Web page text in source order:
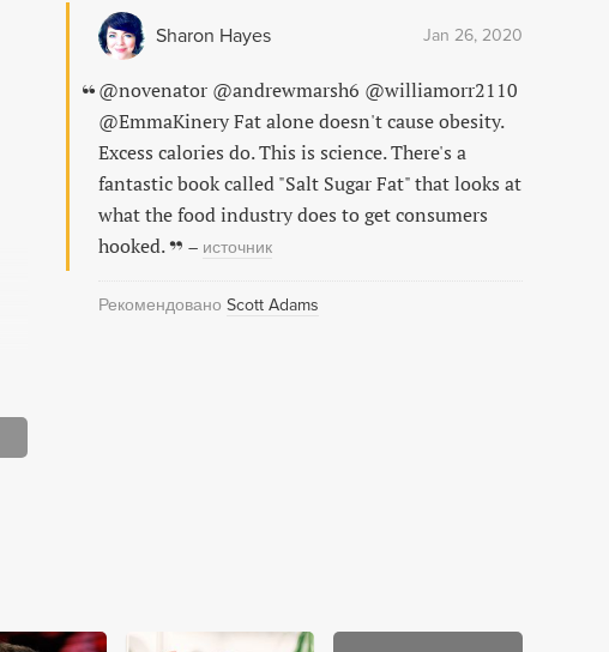
Sharon Hayes Jan 26, 2020
@novenator @andrewmarsh6 @williamorr2110
@EmmaKinery Fat alone doesn't cause obesity.
Excess calories do. This is science. There's a
fantastic book called "Salt Sugar Fat" that looks at
what the food industry does to get consumers
hooked.
– источник
Рекомендовано Scott Adams